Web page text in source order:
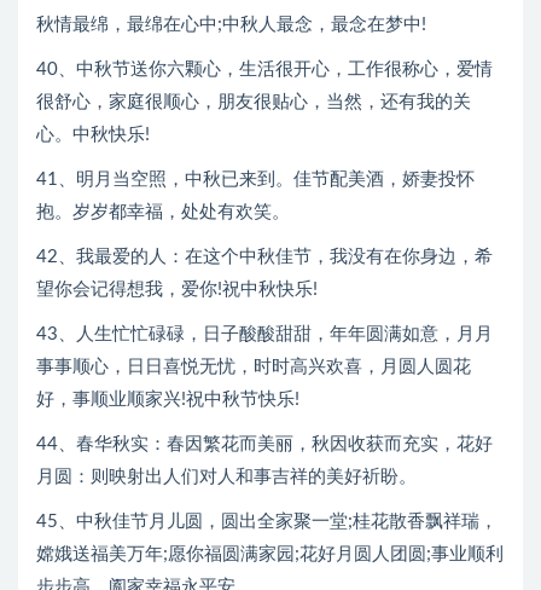
秋情最绵，最绵在心中;中秋人最念，最念在梦中!
40、中秋节送你六颗心，生活很开心，工作很称心，爱情
很舒心，家庭很顺心，朋友很贴心，当然，还有我的关
心。中秋快乐!
41、明月当空照，中秋已来到。佳节配美酒，娇妻投怀
抱。岁岁都幸福，处处有欢笑。
42、我最爱的人：在这个中秋佳节，我没有在你身边，希
望你会记得想我，爱你!祝中秋快乐!
43、人生忙忙碌碌，日子酸酸甜甜，年年圆满如意，月月
事事顺心，日日喜悦无忧，时时高兴欢喜，月圆人圆花
好，事顺业顺家兴!祝中秋节快乐!
44、春华秋实：春因繁花而美丽，秋因收获而充实，花好
月圆：则映射出人们对人和事吉祥的美好祈盼。
45、中秋佳节月儿圆，圆出全家聚一堂;桂花散香飘祥瑞，
嫦娥送福美万年;愿你福圆满家园;花好月圆人团圆;事业顺利